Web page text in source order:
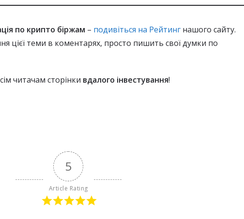
по крипто біржам – подивіться на Рейтинг нашого сайту.
цієї теми в коментарях, просто пишить свої думки по
читачам сторінки вдалого інвестування!
5
Article Rating